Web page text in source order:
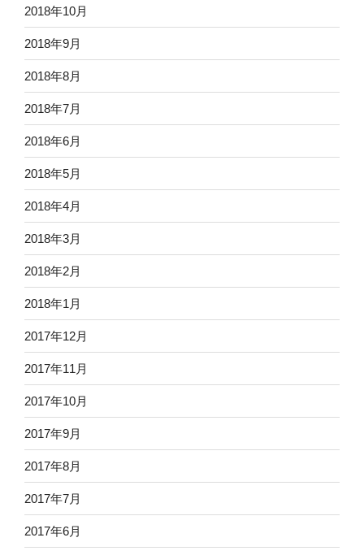
2018年10月
2018年9月
2018年8月
2018年7月
2018年6月
2018年5月
2018年4月
2018年3月
2018年2月
2018年1月
2017年12月
2017年11月
2017年10月
2017年9月
2017年8月
2017年7月
2017年6月